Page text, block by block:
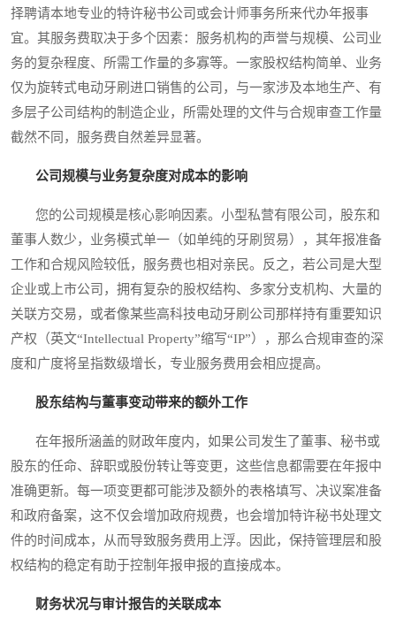
择聘请本地专业的特许秘书公司或会计师事务所来代办年报事
宜。其服务费取决于多个因素：服务机构的声誉与规模、公司业
务的复杂程度、所需工作量的多寡等。一家股权结构简单、业务
仅为旋转式电动牙刷进口销售的公司，与一家涉及本地生产、有
多层子公司结构的制造企业，所需处理的文件与合规审查工作量
截然不同，服务费自然差异显著。
公司规模与业务复杂度对成本的影响
您的公司规模是核心影响因素。小型私营有限公司，股东和
董事人数少，业务模式单一（如单纯的牙刷贸易），其年报准备
工作和合规风险较低，服务费也相对亲民。反之，若公司是大型
企业或上市公司，拥有复杂的股权结构、多家分支机构、大量的
关联方交易，或者像某些高科技电动牙刷公司那样持有重要知识
产权（英文“Intellectual Property”缩写“IP”），那么合规审查的深
度和广度将呈指数级增长，专业服务费用会相应提高。
股东结构与董事变动带来的额外工作
在年报所涵盖的财政年度内，如果公司发生了董事、秘书或
股东的任命、辞职或股份转让等变更，这些信息都需要在年报中
准确更新。每一项变更都可能涉及额外的表格填写、决议案准备
和政府备案，这不仅会增加政府规费，也会增加特许秘书处理文
件的时间成本，从而导致服务费用上浮。因此，保持管理层和股
权结构的稳定有助于控制年报申报的直接成本。
财务状况与审计报告的关联成本